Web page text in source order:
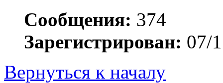
Сообщения: 374
Зарегистрирован: 07/
Вернуться к началу